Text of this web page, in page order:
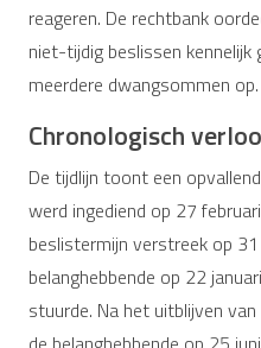
reageren. De rechtbank
niet-tijdig beslissen kennelijk
meerdere dwangsommen op.
Chronologisch
De tijdlijn toont een
werd ingediend op 27
beslistermijn verstreek op
belanghebbende op 22
stuurde. Na het uitblijven